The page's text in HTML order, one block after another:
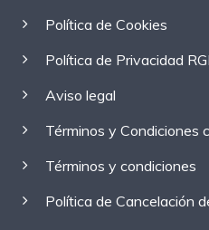
Política de Cookies
Política de Privacidad
Aviso legal
Términos y Condiciones
Términos y condiciones
Política de Cancelación